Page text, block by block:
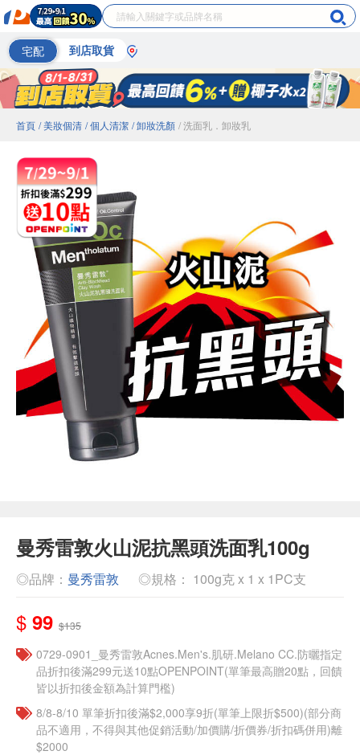
宅配 到店取貨
首頁 / 美妝個清 / 個人清潔 / 卸妝洗顏 / 洗面乳．卸妝乳
曼秀雷敦火山泥抗黑頭洗面乳100g
◎品牌： 曼秀雷敦 ◎規格： 100g克 x 1 x 1PC支
$ 99 $135
0729-0901_曼秀雷敦Acnes.Men's.肌研.Melano CC.防曬指定
品折扣後滿299元送10點OPENPOINT(單筆最高贈20點，回饋
皆以折扣後金額為計算門檻)
8/8-8/10 單筆折扣後滿$2,000享9折(單筆上限折$500)(部分商
品不適用，不得與其他促銷活動/加價購/折價券/折扣碼併用)離
$2000